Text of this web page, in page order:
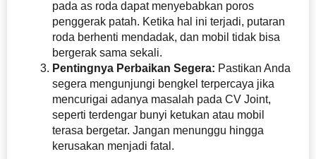
pada as roda dapat menyebabkan poros
penggerak patah. Ketika hal ini terjadi, putaran
roda berhenti mendadak, dan mobil tidak bisa
bergerak sama sekali.
Pentingnya Perbaikan Segera: Pastikan Anda
segera mengunjungi bengkel terpercaya jika
mencurigai adanya masalah pada CV Joint,
seperti terdengar bunyi ketukan atau mobil
terasa bergetar. Jangan menunggu hingga
kerusakan menjadi fatal.